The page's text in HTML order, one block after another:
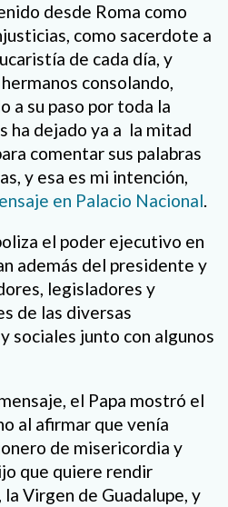
desde Roma como
como sacerdote a
de cada día, y
consolando,
a su paso por toda la
ha dejado ya a la mitad
comentar sus palabras
y esa es mi intención,
en Palacio Nacional.
el poder ejecutivo en
además del presidente y
legisladores y
de las diversas
sociales junto con algunos
el Papa mostró el
al afirmar que venía
de misericordia y
que quiere rendir
Virgen de Guadalupe, y